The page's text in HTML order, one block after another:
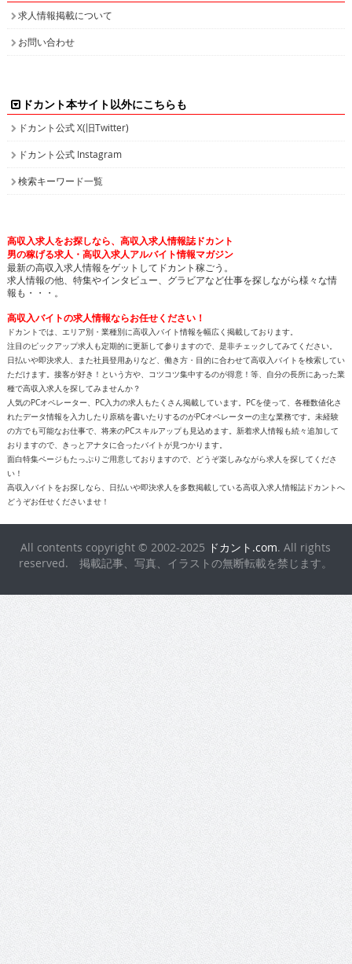
求人情報掲載について
お問い合わせ
ドカント本サイト以外にこちらも
ドカント公式 X(旧Twitter)
ドカント公式 Instagram
検索キーワード一覧
高収入求人をお探しなら、高収入求人情報誌ドカント
男の稼げる求人・高収入求人アルバイト情報マガジン
最新の高収入求人情報をゲットしてドカント稼ごう。
求人情報の他、特集やインタビュー、グラビアなど仕事を探しながら様々な情
報も・・・。
高収入バイトの求人情報ならお任せください！
ドカントでは、エリア別・業種別に高収入バイト情報を幅広く掲載しております。
注目のピックアップ求人も定期的に更新して参りますので、是非チェックしてみてください。
日払いや即決求人、また社員登用ありなど、働き方・目的に合わせて高収入バイトを検索してい
ただけます。接客が好き！という方や、コツコツ集中するのが得意！等、自分の長所にあった業
種で高収入求人を探してみませんか？
人気のPCオペレーター、PC入力の求人もたくさん掲載しています。PCを使って、各種数値化さ
れたデータ情報を入力したり原稿を書いたりするのがPCオペレーターの主な業務です。未経験
の方でも可能なお仕事で、将来のPCスキルアップも見込めます。新着求人情報も続々追加して
おりますので、きっとアナタに合ったバイトが見つかります。
面白特集ページもたっぷりご用意しておりますので、どうぞ楽しみながら求人を探してくださ
い！
高収入バイトをお探しなら、日払いや即決求人を多数掲載している高収入求人情報誌ドカントへ
どうぞお任せくださいませ！
All contents copyright © 2002-2025 ドカント.com. All rights
reserved. 掲載記事、写真、イラストの無断転載を禁じます。